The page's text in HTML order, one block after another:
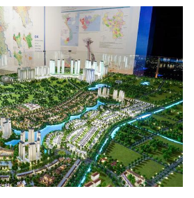
Liên hệ quảng cáo
0908 780 404
RSS Tòa soạn Chính sách bảo
Toàn